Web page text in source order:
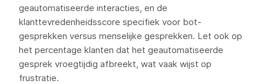
geautomatiseerde interacties, en de
klanttevredenheidsscore specifiek voor bot-
gesprekken versus menselijke gesprekken. Let ook op
het percentage klanten dat het geautomatiseerde
gesprek vroegtijdig afbreekt, wat vaak wijst op
frustratie.